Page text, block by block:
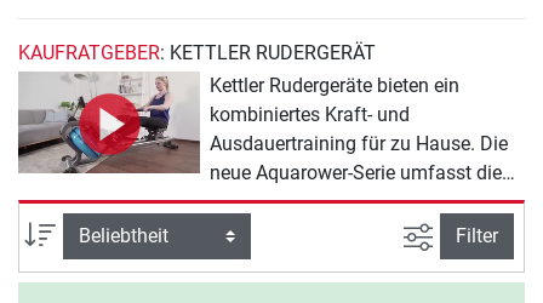
KAUFRATGEBER: KETTLER RUDERGERÄT
Kettler Rudergeräte bieten ein
kombiniertes Kraft- und
Ausdauertraining für zu Hause. Die
neue Aquarower-Serie umfasst die
ersten Kettler Rudergeräte mit
natürlichem Wasserwiderstand. Neu
in der Serie ist auch der Rower H2O,
der ein Rudergerät mit Wassertank
Sortierung Ansicht
Filter